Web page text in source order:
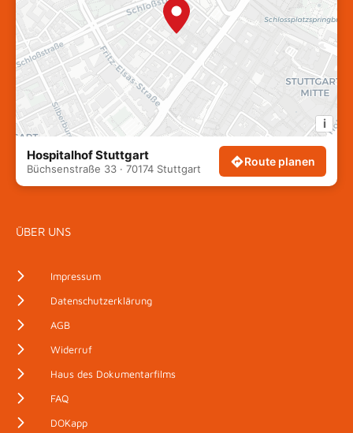
i
Hospitalhof Stuttgart
Büchsenstraße 33 · 70174 Stuttgart
Route planen
ÜBER UNS
Impressum
Datenschutzerklärung
AGB
Widerruf
Haus des Dokumentarfilms
FAQ
DOKapp